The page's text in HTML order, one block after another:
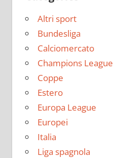
Altri sport
Bundesliga
Calciomercato
Champions League
Coppe
Estero
Europa League
Europei
Italia
Liga spagnola